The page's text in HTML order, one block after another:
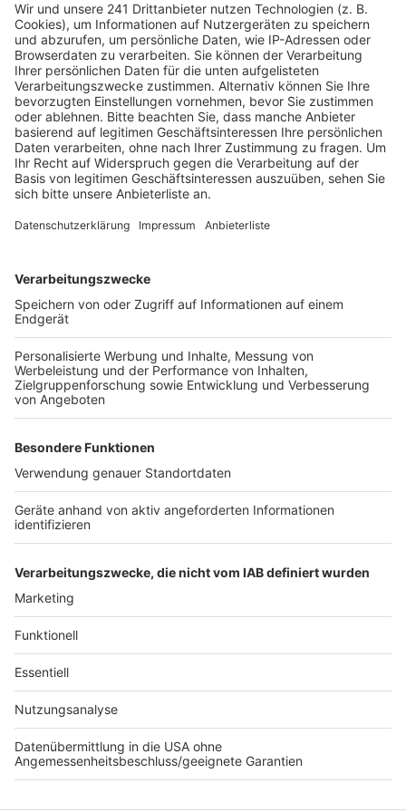
zurückgeschickt haben, teilt die Stadt Pulheim nicht
mit. Eine Sprecherin sagt, dass die Stadt grundsätzlich
keine Zwischenmeldungen zur Wahlbeteiligung
veröffentlicht.
Die Stimmen werden am Sonntag (19.04.) ausgezählt.
Nach Angaben der Stadt stehen dafür ausreichend
Wahlhelfer zur Verfügung. Damit der Bürgerentscheid
erfolgreich ist, braucht es eine Mehrheit. Außerdem
müssen mindestens 6.717 Menschen mit Ja stimmen.
Das entspricht 15 Prozent aller Wahlberechtigten.
kommen, könnte in Pulheim der olympische Golf-
Wettbewerb auf Gut Lärchenhof ausgetragen werden.
Weitere Themen von Rhein und Erft
Köln bleibt Hochburg für Taschendiebe
Große Bundeswehr-Übung auch im Rhein-Erft-
Kreis
Brühl will "Schwammstadt" werden
Anzeige
Anzeige